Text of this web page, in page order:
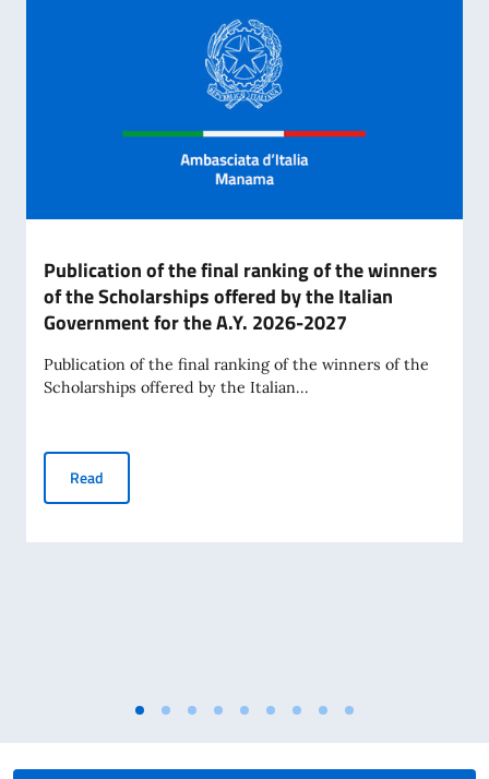
Publication of the final ranking of the winners
of the Scholarships offered by the Italian
Government for the A.Y. 2026-2027
Publication of the final ranking of the winners of the
Scholarships offered by the Italian...
Read